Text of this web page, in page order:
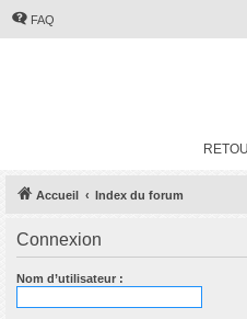
FAQ
Accueil Index du forum
Connexion
Nom d’utilisateur :